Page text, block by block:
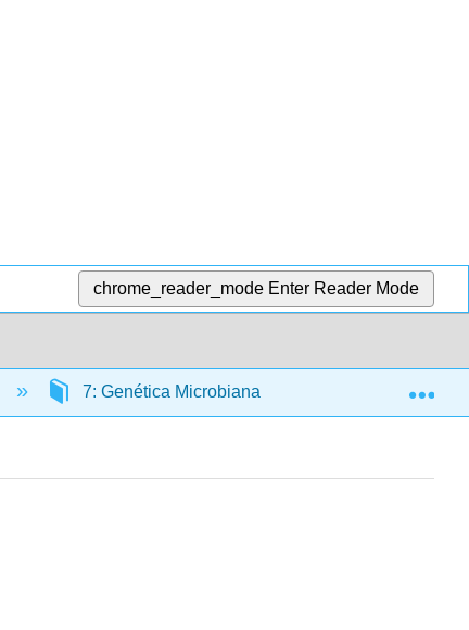
chrome_reader_mode Enter Reader Mode
7: Genética Microbiana 7.25: Técnicas